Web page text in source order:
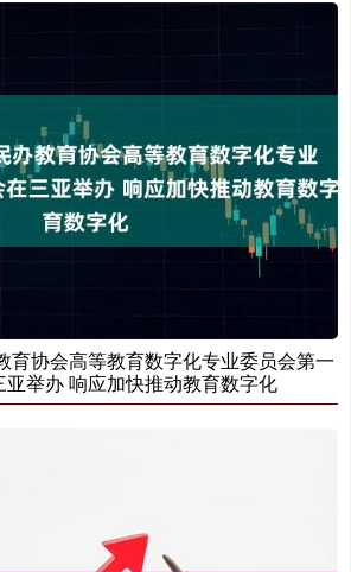
育协会高等教育数字化专业委员会第一
亚举办 响应加快推动教育数字化